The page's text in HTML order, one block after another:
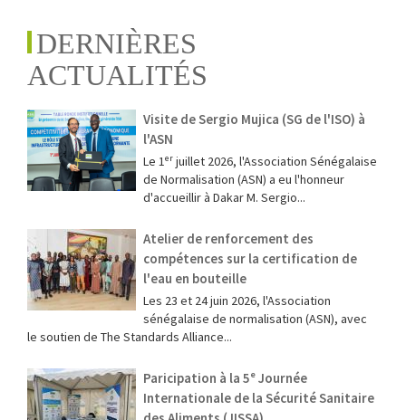
DERNIÈRES
ACTUALITÉS
Visite de Sergio Mujica (SG de l'ISO) à
l'ASN
Le 1ᵉʳ juillet 2026, l'Association Sénégalaise
de Normalisation (ASN) a eu l'honneur
d'accueillir à Dakar M. Sergio...
Atelier de renforcement des
compétences sur la certification de
l'eau en bouteille
Les 23 et 24 juin 2026, l'Association
sénégalaise de normalisation (ASN), avec
le soutien de The Standards Alliance...
Paricipation à la 5ᵉ Journée
Internationale de la Sécurité Sanitaire